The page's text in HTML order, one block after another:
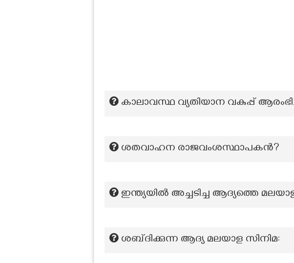
കാലാവസ്ഥ വ്യതിയാന വകുപ്പ്
ശതവാഹന രാജവംശസ്ഥാപകൻ?
ഇന്ത്യയിൽ അച്ചടിച്ച ആദ്യത്തെ
ശബ്‌ദിക്കുന്ന ആദ്യ മലയാള സിനിമ: